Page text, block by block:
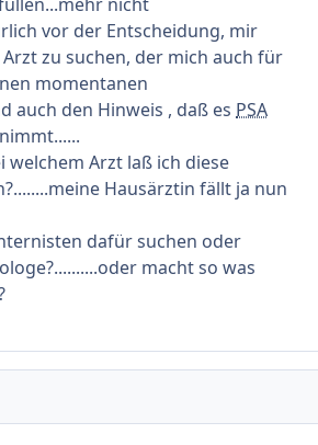
vor der Entscheidung, mir
zu suchen, der mich auch für
momentanen
auch den Hinweis , daß es PSA
welchem Arzt laß ich diese
Hausärztin fällt ja nun
dafür suchen oder
macht so was